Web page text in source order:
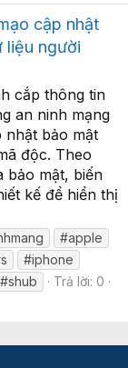
cập nhật
liệu người
cắp thông tin
an ninh mạng
nhật bảo mật
độc. Theo
bảo mật, biến
kế để hiển thị
#apple
#iphone
#shub
Trả lời: 0